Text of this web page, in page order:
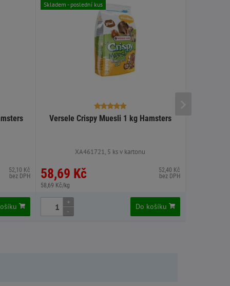
52,10 Kč
bez DPH
Versele Crispy Muesli 1 kg Hamsters
XA461721, 5 ks v kartonu
58,69 Kč
58,69 Kč/kg
52,40 Kč
bez DPH
Skladem - poslední kus
+
-
Do košíku